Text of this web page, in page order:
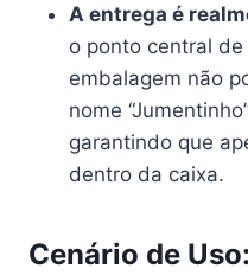
A entrega é
o ponto central
embalagem não
nome
garantindo que
dentro da caixa.
Cenário de